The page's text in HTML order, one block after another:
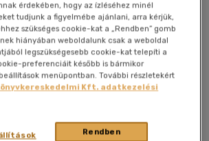
érdekében, hogy az ízléséhez minél
tudjunk a figyelmébe ajánlani, arra kérjük,
szükséges cookie-kat a „Rendben” gomb
hiányában weboldalunk csak a weboldal
legszükségesebb cookie-kat telepíti a
preferenciáit később is bármikor
menüpontban. További részletekért
Kft. adatkezelési
Rendben